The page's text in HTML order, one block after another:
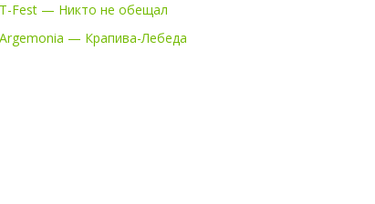
T-Fest — Никто не обещал
Argemonia — Крапива-Лебеда